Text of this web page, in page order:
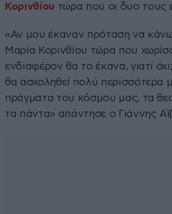
Κορινθίου τώρα που οι δυο τους
«Αν μου έκαναν πρόταση να
Μαρία Κορινθίου τώρα που
ενδιαφέρον θα το έκανα, γιατί
θα ασχοληθεί πολύ περισσότερα
πράγματα του κόσμου μας, τα
τα πάντα» απάντησε ο Γιάννης